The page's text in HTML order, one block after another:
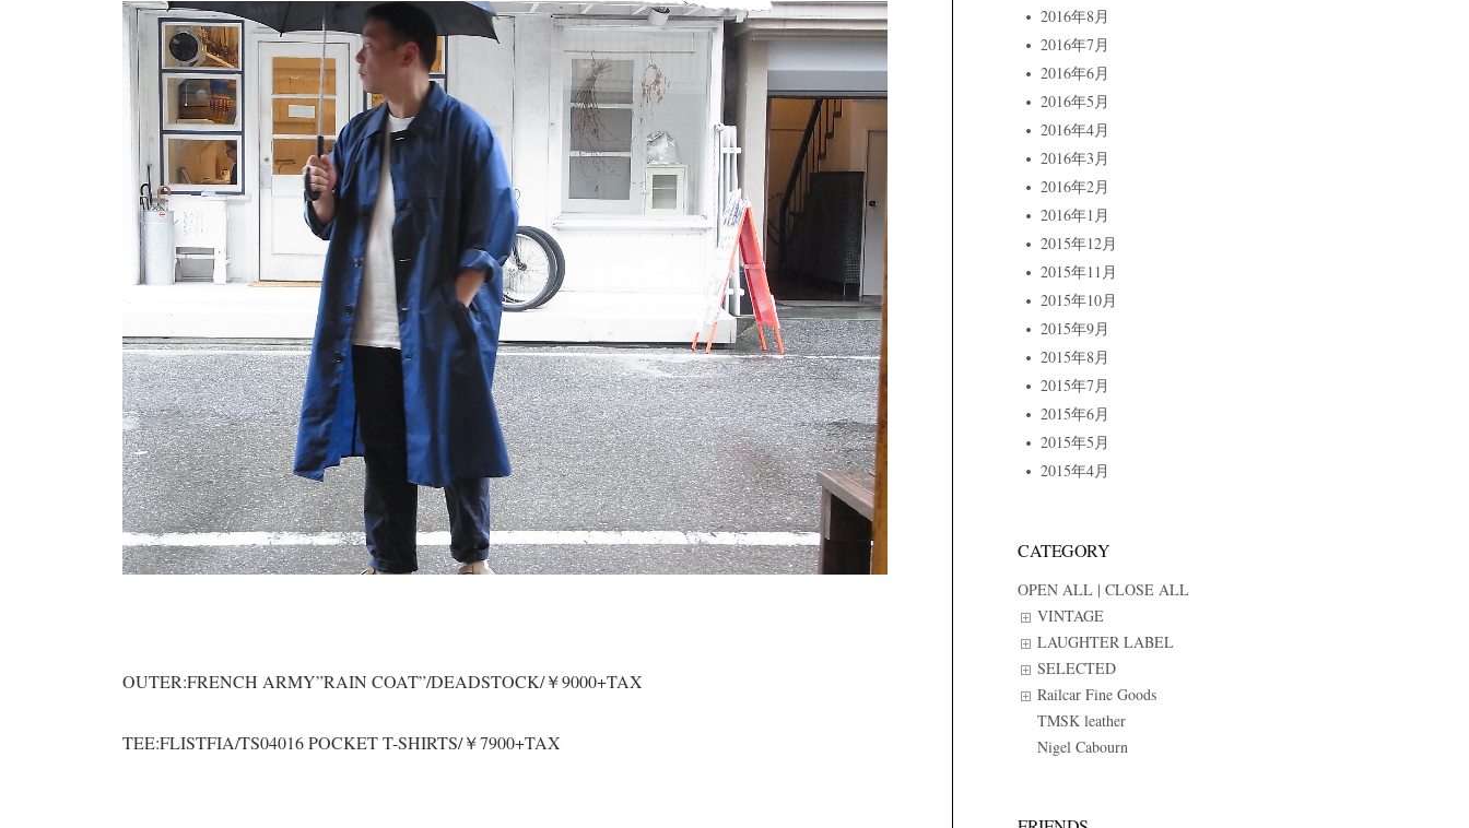
OUTER:FRENCH ARMY”RAIN COAT”/DEADSTOCK/￥9000+TAX
TEE:FLISTFIA/TS04016 POCKET T-SHIRTS/￥7900+TAX
2016年8月
2016年7月
2016年6月
2016年5月
2016年4月
2016年3月
2016年2月
2016年1月
2015年12月
2015年11月
2015年10月
2015年9月
2015年8月
2015年7月
2015年6月
2015年5月
2015年4月
CATEGORY
OPEN ALL | CLOSE ALL
VINTAGE
LAUGHTER LABEL
SELECTED
Railcar Fine Goods
TMSK leather
Nigel Cabourn